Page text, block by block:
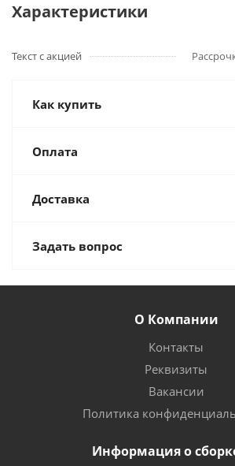
Характеристики
Текст с акцией
Как купить
Оплата
Доставка
Задать вопрос
О Компании
Контакты
Реквизиты
Вакансии
Политика
Информация о